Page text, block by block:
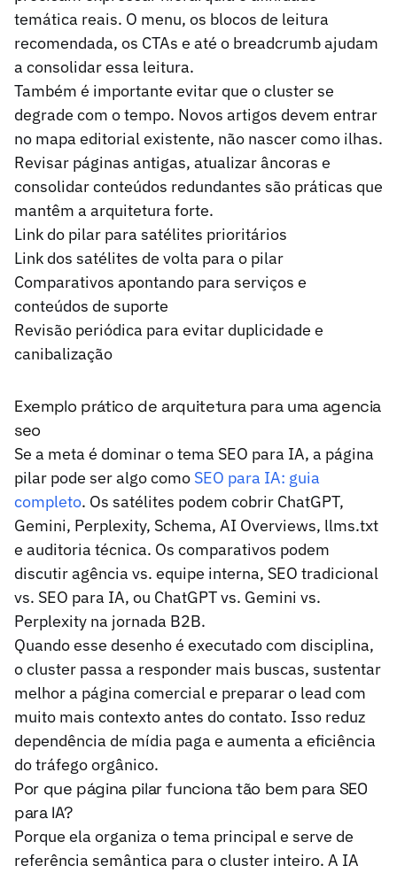
temática reais. O menu, os blocos de leitura
recomendada, os CTAs e até o breadcrumb ajudam
a consolidar essa leitura.
Também é importante evitar que o cluster se
degrade com o tempo. Novos artigos devem entrar
no mapa editorial existente, não nascer como ilhas.
Revisar páginas antigas, atualizar âncoras e
consolidar conteúdos redundantes são práticas que
mantêm a arquitetura forte.
Link do pilar para satélites prioritários
Link dos satélites de volta para o pilar
Comparativos apontando para serviços e
conteúdos de suporte
Revisão periódica para evitar duplicidade e
canibalização
Exemplo prático de arquitetura para uma agencia
seo
Se a meta é dominar o tema SEO para IA, a página
pilar pode ser algo como SEO para IA: guia
completo. Os satélites podem cobrir ChatGPT,
Gemini, Perplexity, Schema, AI Overviews, llms.txt
e auditoria técnica. Os comparativos podem
discutir agência vs. equipe interna, SEO tradicional
vs. SEO para IA, ou ChatGPT vs. Gemini vs.
Perplexity na jornada B2B.
Quando esse desenho é executado com disciplina,
o cluster passa a responder mais buscas, sustentar
melhor a página comercial e preparar o lead com
muito mais contexto antes do contato. Isso reduz
dependência de mídia paga e aumenta a eficiência
do tráfego orgânico.
Por que página pilar funciona tão bem para SEO
para IA?
Porque ela organiza o tema principal e serve de
referência semântica para o cluster inteiro. A IA